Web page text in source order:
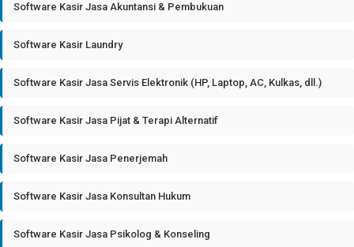
Software Kasir Jasa Akuntansi & Pembukuan
Software Kasir Laundry
Software Kasir Jasa Servis Elektronik (HP, Laptop, AC, Kulkas, dll.)
Software Kasir Jasa Pijat & Terapi Alternatif
Software Kasir Jasa Penerjemah
Software Kasir Jasa Konsultan Hukum
Software Kasir Jasa Psikolog & Konseling